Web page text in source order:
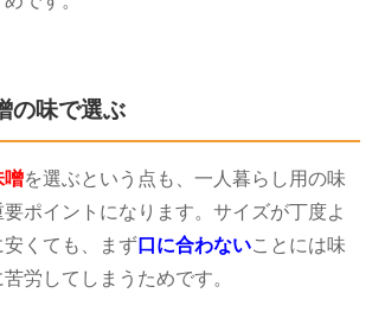
の味で選ぶ
噌を選ぶという点も、一人暮らし用の味
ポイントになります。サイズが丁度よ
安くても、まず口に合わない ことには味
労してしまうためです。